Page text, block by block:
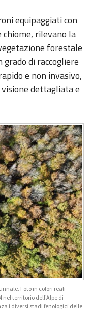
equipaggiati con
chiome, rilevano la
forestale
di raccogliere
e non invasivo,
dettagliata e
Foto in colori reali
territorio dell’Alpe di
i diversi stadi fenologici delle